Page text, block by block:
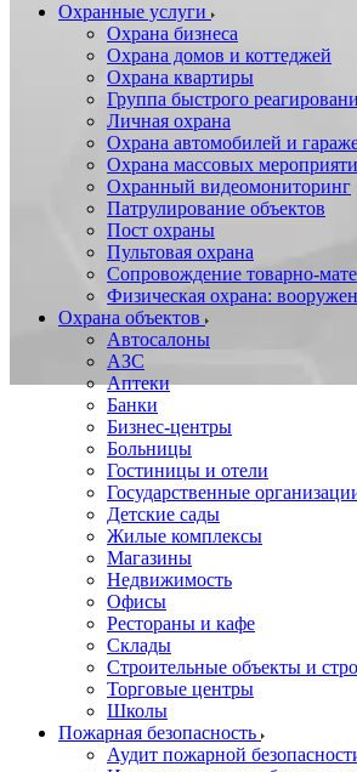
Охранные услуги
Охрана бизнеса
Охрана домов и коттеджей
Охрана квартиры
Группа быстрого
Личная охрана
Охрана автомобилей и
Охрана массовых
Охранный видеомониторинг
Патрулирование объектов
Пост охраны
Пультовая охрана
Сопровождение товарно-
Физическая охрана:
Охрана объектов
Автосалоны
АЗС
Аптеки
Банки
Бизнес-центры
Больницы
Гостиницы и отели
Государственные
Детские сады
Жилые комплексы
Магазины
Недвижимость
Офисы
Рестораны и кафе
Склады
Строительные объекты и
Торговые центры
Школы
Пожарная безопасность
Аудит пожарной